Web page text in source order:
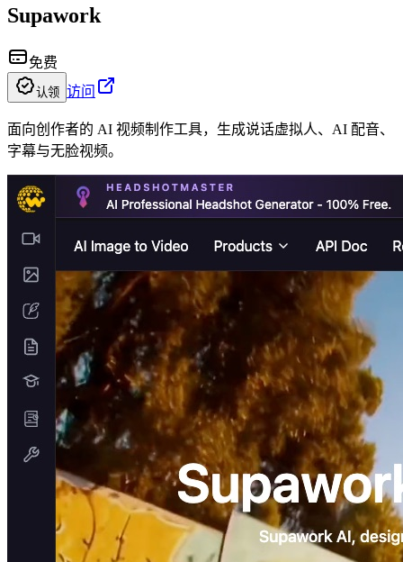
Supawork
免费
认领 访问
面向创作者的 AI 视频制作工具，生成说话虚拟人、AI 配音、
字幕与无脸视频。